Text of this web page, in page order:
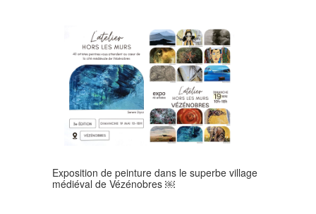
Exposition de peinture dans le superbe village
médiéval de Vézénobres ￼